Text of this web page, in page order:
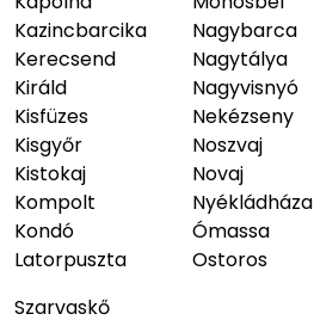
Kazincbarcika
Kerecsend
Királd
Kisfüzes
Kisgyőr
Kistokaj
Kompolt
Kondó
Latorpuszta
Nagybarca
Nagytálya
Nagyvisnyó
Nekézseny
Noszvaj
Novaj
Nyékládháza
Ómassa
Ostoros
Szarvaskő